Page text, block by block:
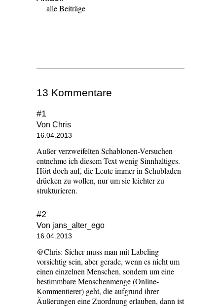
alle Beiträge
13 Kommentare
#1
Von Chris
16.04.2013
Außer verzweifelten Schablonen-Versuchen
entnehme ich diesem Text wenig Sinnhaltiges.
Hört doch auf, die Leute immer in Schubladen
drücken zu wollen, nur um sie leichter zu
strukturieren.
#2
Von jans_alter_ego
16.04.2013
@Chris: Sicher muss man mit Labeling
vorsichtig sein, aber gerade, wenn es nicht um
einen einzelnen Menschen, sondern um eine
bestimmbare Menschenmenge (Online-
Kommentierer) geht, die aufgrund ihrer
Äußerungen eine Zuordnung erlauben, dann ist